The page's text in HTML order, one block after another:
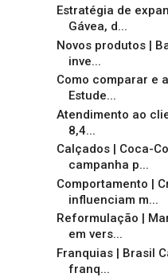
Estratégia de
Gávea, d...
Novos produtos |
inve...
Como comparar e
Estude...
Atendimento ao
8,4...
Calçados | Coca-
campanha p...
Comportamento |
influenciam m...
Reformulação |
em vers...
Franquias | Brasil
franq...